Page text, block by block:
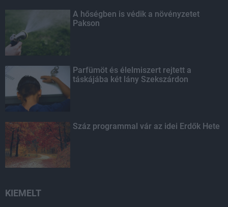
A hőségben is védik a növényzetet
Pakson
Parfümöt és élelmiszert rejtett a
táskájába két lány Szekszárdon
Száz programmal vár az idei Erdők Hete
KIEMELT